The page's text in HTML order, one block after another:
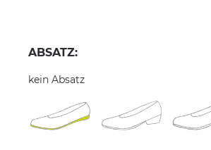
ABSATZ:
kein Absatz